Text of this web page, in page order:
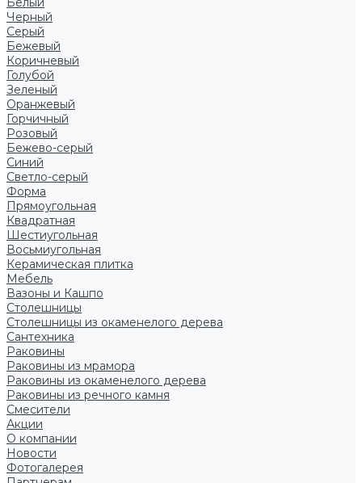
Черный
Серый
Бежевый
Коричневый
Голубой
Зеленый
Оранжевый
Горчичный
Розовый
Бежево-серый
Синий
Светло-серый
Форма
Прямоугольная
Квадратная
Шестиугольная
Восьмиугольная
Керамическая плитка
Мебель
Вазоны и Кашпо
Столешницы
Столешницы из окаменелого дерева
Сантехника
Раковины
Раковины из мрамора
Раковины из окаменелого дерева
Раковины из речного камня
Смесители
Акции
О компании
Новости
Фотогалерея